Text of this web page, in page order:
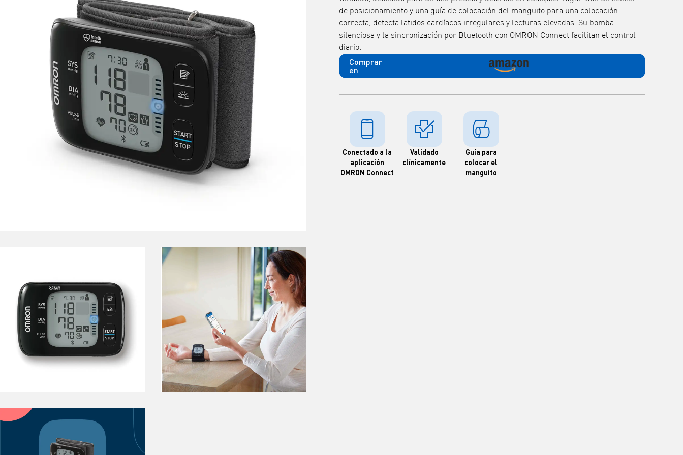
de posicionamiento y una guía de colocación del manguito para una colocación
correcta, detecta latidos cardíacos irregulares y lecturas elevadas. Su bomba
silenciosa y la sincronización por Bluetooth con OMRON Connect facilitan el control
diario.
Comprar
en
Conectado a la
aplicación
OMRON Connect
Validado
clínicamente
Guía para
colocar el
manguito